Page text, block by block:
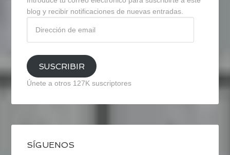
blog y recibir notificaciones de nuevas entradas.
email
SUSCRIBIR
Únete a otros 127K suscriptores
SÍGUENOS